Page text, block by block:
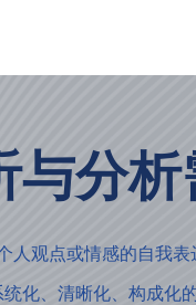
与分析
人观点或情感的自我表
化、清晰化、构成化